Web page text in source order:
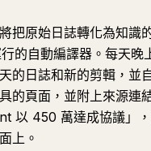
把原始日誌轉化為知識
的自動編譯器。每天晚
的日誌和新的剪輯，並
的頁面，並附上來源連
以 450 萬達成協議」
上。